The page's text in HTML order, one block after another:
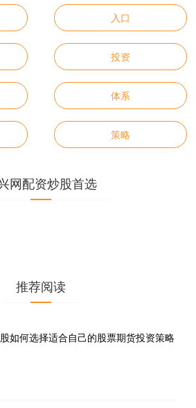
入口
投资
体系
策略
网配资炒股首选
推荐阅读
如何选择适合自己的股票期货投资策略